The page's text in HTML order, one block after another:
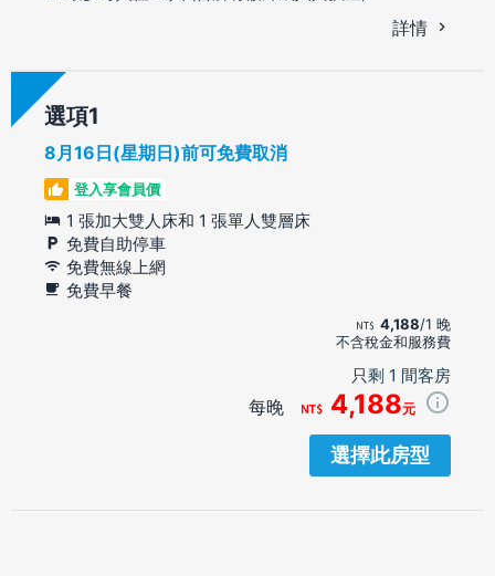
詳情
選項
8月16日(星期日)前可免費取消
登入享會員價
1 張加大雙人床和 1 張單人雙層床
免費自助停車
免費無線上網
免費早餐
4,188/1 晚
不含稅金和服務費
只剩 1 間客房
每晚 4,188元
選擇此房型